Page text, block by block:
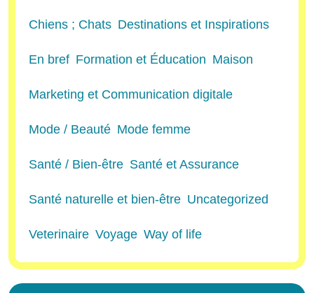
Chiens ; Chats Destinations et Inspirations
En bref Formation et Éducation Maison
Marketing et Communication digitale
Mode / Beauté Mode femme
Santé / Bien-être Santé et Assurance
Santé naturelle et bien-être Uncategorized
Veterinaire Voyage Way of life